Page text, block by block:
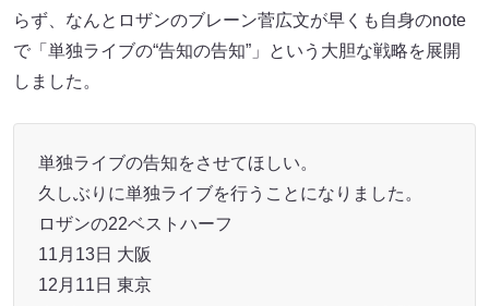
らず、なんとロザンのブレーン菅広文が早くも自身のnote
で「単独ライブの“告知の告知”」という大胆な戦略を展開
しました。
単独ライブの告知をさせてほしい。
久しぶりに単独ライブを行うことになりました。
ロザンの22ベストハーフ
11月13日 大阪
12月11日 東京